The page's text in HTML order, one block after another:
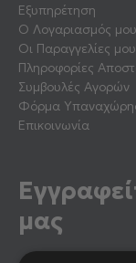
Εξυπηρέτηση
Ο Λογαριασμός μου
Οι Παραγγελίες μου
Πληροφορίες
Συμβουλές Αγορών
Φόρμα
Επικοινωνία
μας